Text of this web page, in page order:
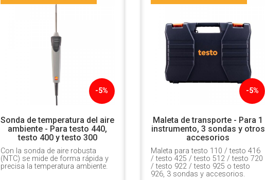
-5%
Sonda de temperatura del aire
ambiente - Para testo 440,
testo 400 y testo 300
Con la sonda de aire robusta
(NTC) se mide de forma rápida y
precisa la temperatura ambiente.
-5%
Maleta de transporte - Para 1
instrumento, 3 sondas y otros
accesorios
Maleta para testo 110 / testo 416
/ testo 425 / testo 512 / testo 720
/ testo 922 / testo 925 o testo
926, 3 sondas y accesorios.